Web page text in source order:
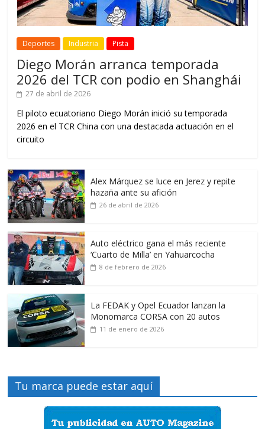
Deportes Industria Pista
Diego Morán arranca temporada
2026 del TCR con podio en Shanghái
27 de abril de 2026
El piloto ecuatoriano Diego Morán inició su temporada
2026 en el TCR China con una destacada actuación en el
circuito
Alex Márquez se luce en Jerez y repite
hazaña ante su afición
26 de abril de 2026
Auto eléctrico gana el más reciente
‘Cuarto de Milla’ en Yahuarcocha
8 de febrero de 2026
La FEDAK y Opel Ecuador lanzan la
Monomarca CORSA con 20 autos
11 de enero de 2026
Tu marca puede estar aquí